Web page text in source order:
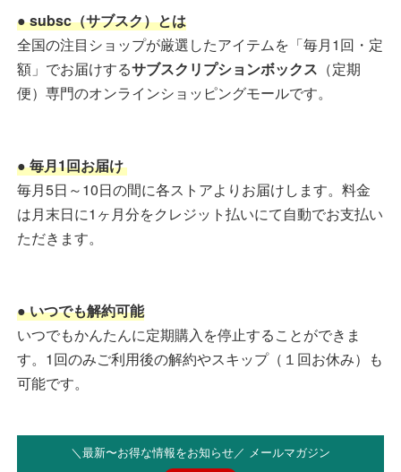
● subsc（サブスク）とは
全国の注目ショップが厳選したアイテムを「毎月1回・定
額」でお届けするサブスクリプションボックス （定期
便）専門のオンラインショッピングモールです。
● 毎月1回お届け
毎月5日～10日の間に各ストアよりお届けします。料金
は月末日に1ヶ月分をクレジット払いにて自動でお支払い
ただきます。
● いつでも解約可能
いつでもかんたんに定期購入を停止することができま
す。1回のみご利用後の解約やスキップ（１回お休み）も
可能です。
＼最新〜お得な情報をお知らせ／ メールマガジン